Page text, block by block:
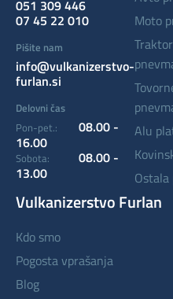
051 309 446
07 45 22 010
Pišite nam
info@vulkanizerstvo-
furlan.si
Delovni čas
Pon-pet.:
08.00 -
16.00
Sobota:
08.00 -
13.00
traktorske
tovorne
alu
Vulkanizerstvo Furlan
kdo smo
pogosta vprašanja
blog